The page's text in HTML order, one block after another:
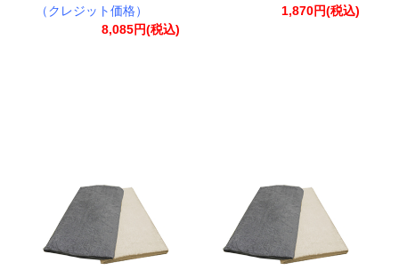
（クレジット価格）
8,085円(税込)
1,870円(税込)